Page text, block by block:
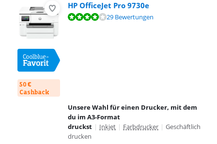
50 €
Cashback
HP OfficeJet Pro 9730e
Bewertet mit 8,2 von 10, basierend auf 29 Bewertungen.
29 Bewertungen
Unsere Wahl für einen Drucker, mit dem
du im A3-Format
druckst | Inkjet | Farbdrucker | Geschäftlich
drucken